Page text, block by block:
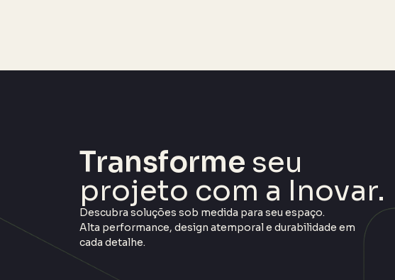
Transforme seu
projeto com a Inovar.
Descubra soluções sob medida para seu espaço.
Alta performance, design atemporal e durabilidade em
cada detalhe.